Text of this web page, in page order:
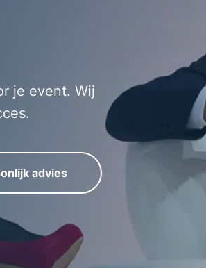
je event. Wij
advies